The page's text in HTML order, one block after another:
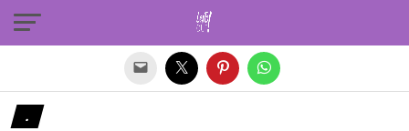
.
Sair da versão mobile